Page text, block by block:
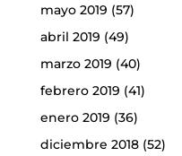
mayo 2019 (57)
abril 2019 (49)
marzo 2019 (40)
febrero 2019 (41)
enero 2019 (36)
diciembre 2018(52)